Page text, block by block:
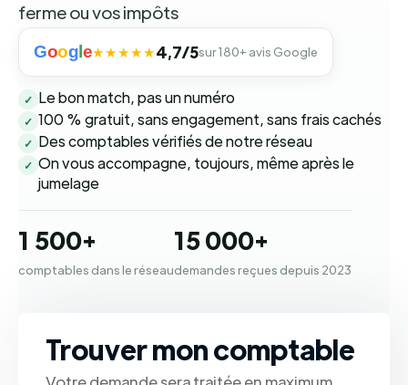
ferme ou vos impôts
Goog e★★★★★4,7/5sur 180+ avis Google
✓ Le bon match, pas un numéro
✓ 100 % gratuit, sans engagement, sans frais cachés
✓ Des comptables vérifiés de notre réseau
✓ On vous accompagne, toujours, même après le
jumelage
1 500+
comptables dans le réseau
15 000+
demandes reçues depuis 2023
Trouver mon comptable